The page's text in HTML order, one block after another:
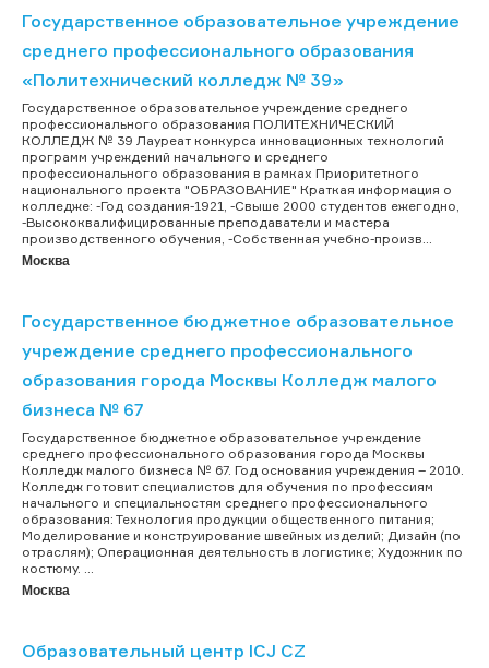
Государственное образовательное учреждение
среднего профессионального образования
«Политехнический колледж № 39»
Государственное образовательное учреждение среднего
профессионального образования ПОЛИТЕХНИЧЕСКИЙ
КОЛЛЕДЖ № 39 Лауреат конкурса инновационных технологий
программ учреждений начального и среднего
профессионального образования в рамках Приоритетного
национального проекта "ОБРАЗОВАНИЕ" Краткая информация о
колледже: -Год создания-1921, -Свыше 2000 студентов ежегодно,
-Высококвалифицированные преподаватели и мастера
производственного обучения, -Собственная учебно-произв...
Москва
Государственное бюджетное образовательное
учреждение среднего профессионального
образования города Москвы Колледж малого
бизнеса № 67
Государственное бюджетное образовательное учреждение
среднего профессионального образования города Москвы
Колледж малого бизнеса № 67. Год основания учреждения – 2010.
Колледж готовит специалистов для обучения по профессиям
начального и специальностям среднего профессионального
образования: Технология продукции общественного питания;
Моделирование и конструирование швейных изделий; Дизайн (по
отраслям); Операционная деятельность в логистике; Художник по
костюму. ...
Москва
Образовательный центр ICJ CZ